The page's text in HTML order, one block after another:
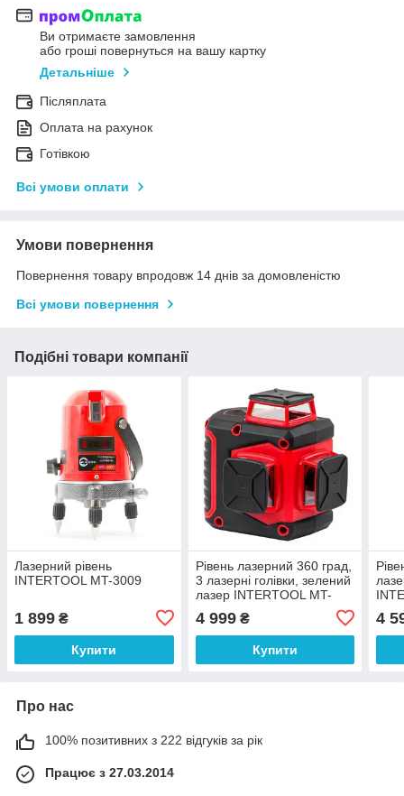
Ви отримаєте замовлення
або гроші повернуться на вашу картку
Детальніше
Післяплата
Оплата на рахунок
Готівкою
Всі умови оплати
Умови повернення
Повернення товару впродовж 14 днів за домовленістю
Всі умови повернення
Подібні товари компанії
Лазерний рівень
INTERTOOL MT-3009
1 899 ₴
Купити
Рівень лазерний 360 град,
3 лазерні голівки, зелений
лазер INTERTOOL MT-
4 999₴
Купити
4
Про нас
100% позитивних з 222 відгуків за рік
Працює з 27.03.2014